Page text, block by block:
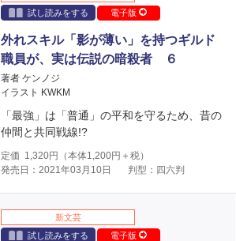
試し読みをする
電子版
外れスキル「影が薄い」を持つギルド
職員が、実は伝説の暗殺者 ６
著者 ケンノジ
イラスト KWKM
「最強」は「普通」の平和を守るため、昔の
仲間と共同戦線!?
定価 1,320円（本体1,200円＋税）
発売日：2021年03月10日
判型：四六判
新文芸
試し読みをする
電子版